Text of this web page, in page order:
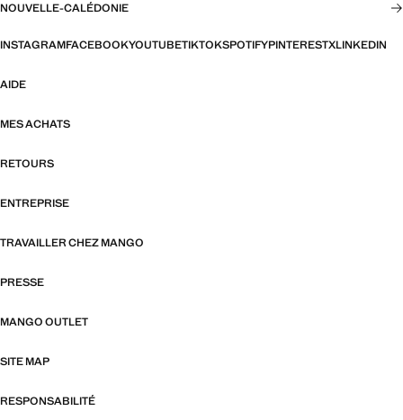
NOUVELLE-CALÉDONIE
INSTAGRAMFACEBOOKYOUTUBETIKTOKSPOTIFYPINTERESTXLINKEDIN
AIDE
MES ACHATS
RETOURS
ENTREPRISE
TRAVAILLER CHEZ MANGO
PRESSE
MANGO OUTLET
SITE MAP
RESPONSABILITÉ